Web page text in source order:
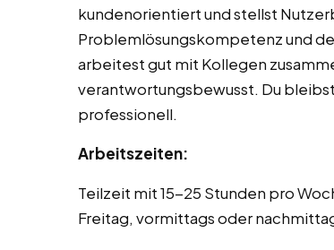
kundenorientiert und stellst
Problemlösungskompetenz und
arbeitest gut mit Kollegen
verantwortungsbewusst. Du
professionell.
Arbeitszeiten:
Teilzeit mit 15-25 Stunden pro
Freitag, vormittags oder